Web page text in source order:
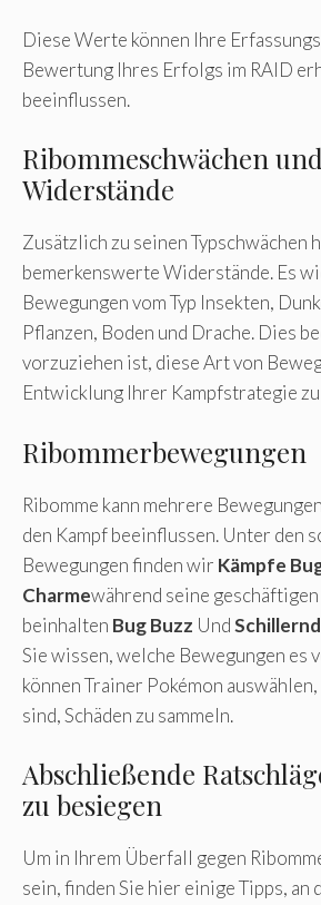
Diese Werte können Ihre
Bewertung Ihres Erfolgs im RAID
beeinflussen.
Ribommeschwächen und
Widerstände
Zusätzlich zu seinen Typschwächen
bemerkenswerte Widerstände. Es
Bewegungen vom Typ Insekten,
Pflanzen, Boden und Drache. Dies
vorzuziehen ist, diese Art von
Entwicklung Ihrer Kampfstrategie
Ribommerbewegungen
Ribomme kann mehrere
den Kampf beeinflussen. Unter den
Bewegungen finden wir Kämpfe
Charmewährend seine
beinhalten Bug Buzz Und
Sie wissen, welche Bewegungen es
können Trainer Pokémon
sind, Schäden zu sammeln.
Abschließende
zu besiegen
Um in Ihrem Überfall gegen
sein, finden Sie hier einige Tipps, an